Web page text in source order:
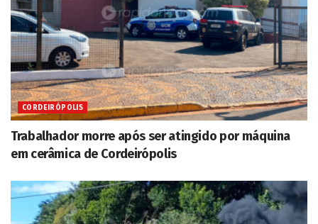
CORDEIRÓPOLIS
Trabalhador morre após ser atingido por máquina
em cerâmica de Cordeirópolis